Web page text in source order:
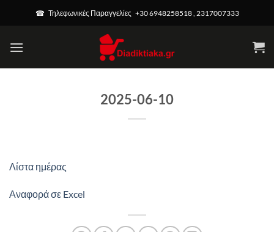
☎ Τηλεφωνικές Παραγγελίες +30 6948258518 , 2317007333
2025-06-10
Λίστα ημέρας
Αναφορά σε Excel